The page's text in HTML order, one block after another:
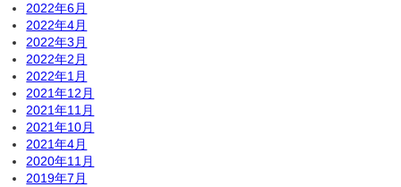
2022年6月
2022年4月
2022年3月
2022年2月
2022年1月
2021年12月
2021年11月
2021年10月
2021年4月
2020年11月
2019年7月